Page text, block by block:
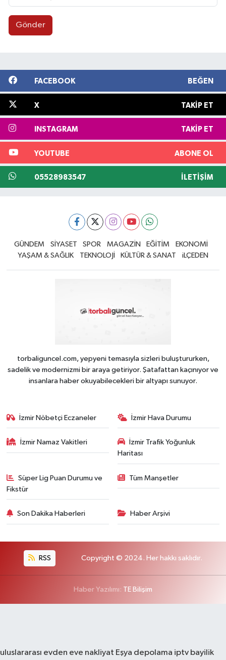
Gönder
FACEBOOK BEĞEN
X TAKIP ET
INSTAGRAM TAKIP ET
YOUTUBE ABONE OL
05528983547 İLETIŞIM
GÜNDEM SİYASET SPOR MAGAZİN EĞİTİM
EKONOMİ
YAŞAM & SAĞLIK
TEKNOLOJİ KÜLTÜR & SANAT iLÇEDEN
torbaliguncel.com, yepyeni temasıyla sizleri buluştururken,
sadelik ve modernizmi bir araya getiriyor. Şatafattan kaçınıyor ve
insanlara haber okuyabilecekleri bir altyapı sunuyor.
İzmir Nöbetçi Eczaneler İzmir Hava Durumu
İzmir Namaz Vakitleri
İzmir Trafik Yoğunluk
Haritası
Süper Lig Puan Durumu ve
Fikstür
Tüm Manşetler
Son Dakika Haberleri Haber Arşivi
RSS Copyright © 2024. Her hakkı saklıdır.
Haber Yazılımı: TE Bilişim
uluslararası evden eve nakliyat Eşya depolama iptv bayilik